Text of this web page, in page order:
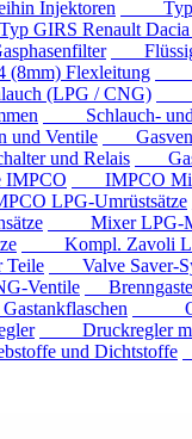
Injektoren Typ
Renault Dacia
Flexleitung
(LPG / CNG)
Schlauch- und
Ventile
und Relais
IMPCO
LPG-Umrüstsätze
Mixer LPG-
Kompl. Zavoli
Valve Saver-
Ventile
OPD
Druckregler mit
und Dichtstoffe